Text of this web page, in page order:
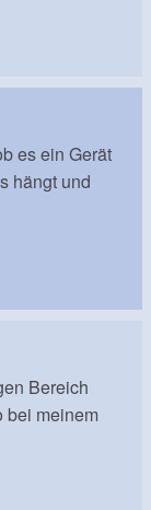
es ein Gerät
hängt und
Bereich
bei meinem